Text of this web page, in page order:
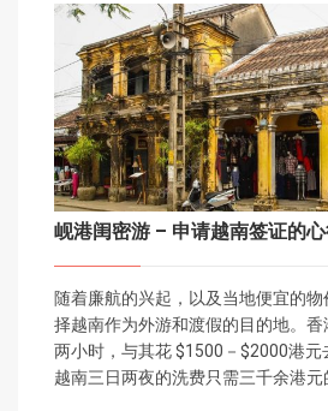
岘港闺密游 – 申请越南签证的
随着廉航的兴起，以及当地便宜的
择越南作为外游和渡假的目的地。
两小时，与其花 $1500－$2000港元
越南三日两夜的洗费只需三千余港元